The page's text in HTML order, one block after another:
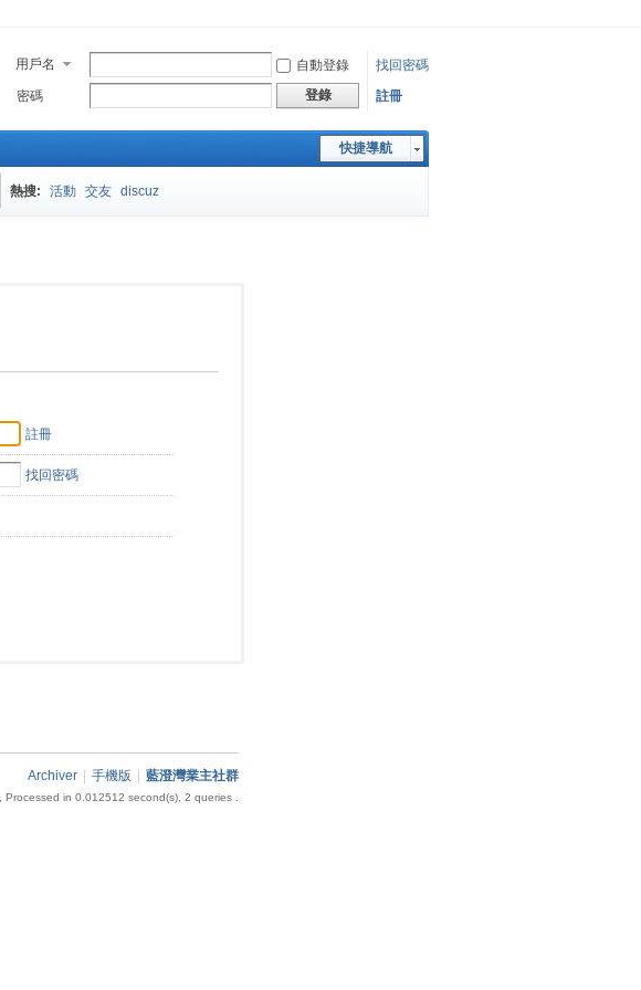
用戶名 自動登錄
找回密碼
密碼
登錄 註冊
快捷導航
熱搜: 活動 交友 discuz
註冊
找回密碼
Archiver 手機版 藍澄灣業主社群
, Processed in 0.012512 second(s), 2 queries .